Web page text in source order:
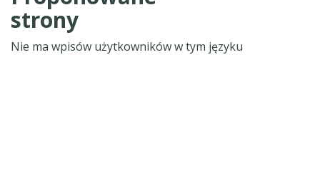
strony
Nie ma wpisów użytkowników w tym języku